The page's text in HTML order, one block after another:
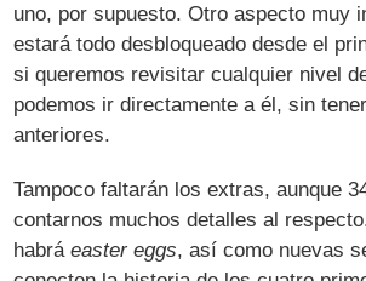
uno, por supuesto. Otro aspecto muy
estará todo desbloqueado desde el
si queremos revisitar cualquier nivel
podemos ir directamente a él, sin
anteriores.
Tampoco faltarán los extras, aunque
contarnos muchos detalles al
habráeaster eggs, así como nuevas